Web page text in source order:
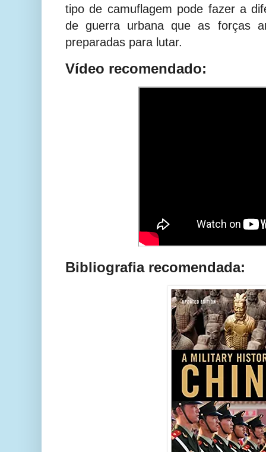
tipo de camuflagem pode fazer a
de guerra urbana que as forças
preparadas para lutar.
Vídeo recomendado:
Bibliografia recomendada: